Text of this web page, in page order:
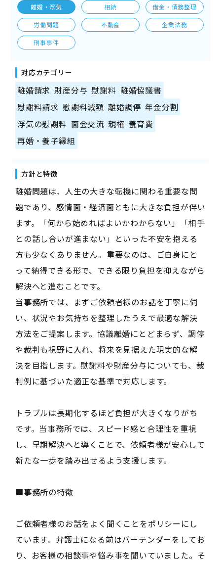
離婚・浮気 相続 借金・債務整理
労働問題 不動産 企業法務
刑事事件
対応カテゴリー
離婚請求 財産分与 慰謝料 離婚協議書
慰謝料請求 慰謝料減額 離婚調停 年金分割
浮気の慰謝料 面会交流 親権 養育費
再婚・養子縁組
方針と特徴
離婚問題は、人生の大きな転機に関わる重要な問
題であり、感情面・経済面ともに大きな負担が伴い
ます。「何から始めればよいかわからない」「相手
との話し合いが進まない」といった不安を抱える
方も少なくありません。重要なのは、ご自身にと
って納得できる形で、できる限り負担を抑えながら
解決へと進むことです。
当事務所では、まずご依頼者様のお話を丁寧に伺
い、状況やお気持ちを整理したうえで最適な解決
方法をご提案します。協議離婚にとどまらず、調停
や裁判も視野に入れ、将来を見据えた現実的な解
決を目指します。慰謝料や財産分与についても、裁
判例に基づいた適正な基準で対応します。
トラブルは長期化するほど負担が大きくなりがち
です。当事務所では、スピード感と合理性を重視
し、早期解決へと導くことで、依頼者様が安心して
新たな一歩を踏み出せるよう支援します。
■事務所の特徴
ご依頼者様のお話をよく聞くことをポリシーにし
ています。弁護士になる前はバーテンダーをしてお
り、お客様の相談事や悩み事を聞いていました。そ